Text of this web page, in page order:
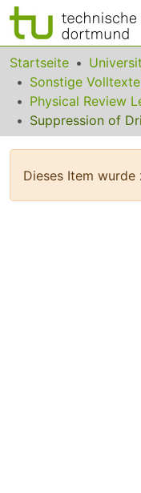
Bereiche &
Das gesamte
Statistiken
Startseite
Physical Review
Dieses Item